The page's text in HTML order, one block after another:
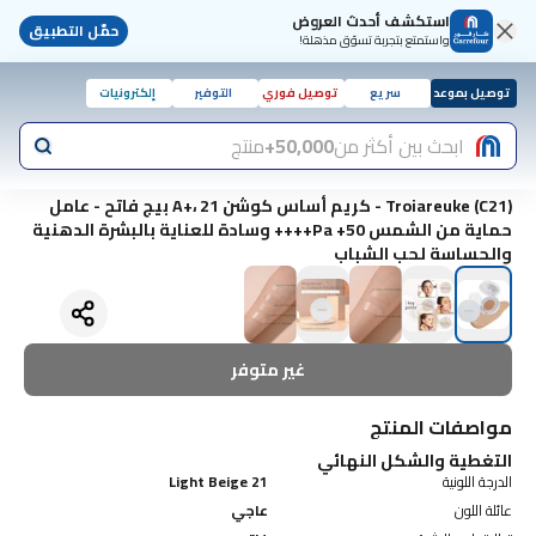
استكشف أحدث العروض
واستمتع بتجربة تسوّق مذهلة! حمّل التطبيق
توصيل بموعد سريع توصيل فوري التوفير إلكترونيات
ابحث بين أكثر من50,000+ منتج
Troiareuke (C21) - كريم أساس كوشن A+، 21 بيج فاتح - عامل
حماية من الشمس 50+ Pa++++ وسادة للعناية بالبشرة الدهنية
والحساسة لحب الشباب
غير متوفر
مواصفات المنتج
التغطية والشكل النهائي
الدرجة اللونية
21 Light Beige
عائلة اللون
عاجي